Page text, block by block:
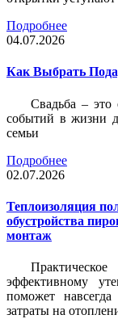
Подробнее
04.07.2026
Как Выбрать
Свадьба – это
событий в жизни
семьи
Подробнее
02.07.2026
Теплоизоляция
обустройства
монтаж
эффективному
поможет
затраты на